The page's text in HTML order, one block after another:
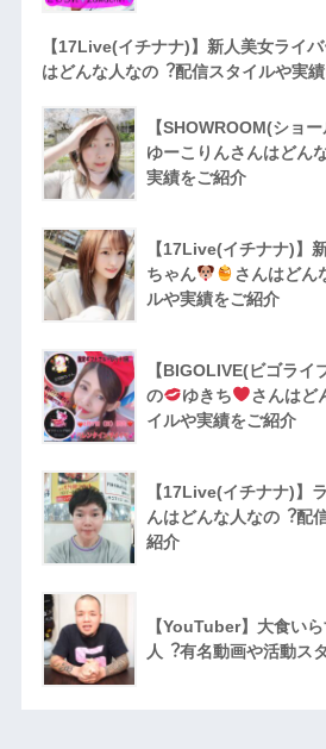
【17Live(イチナナ)】新人美女ライ
はどんな人なの︖配信スタイルや実
【SHOWROOM(ショ
ゆーこりんさんはどん
実績をご紹介
【17Live(イチナナ)】
ちゃん
さんはどん
ルや実績をご紹介
【BIGOLIVE(ビゴライ
の
ゆきち
さんはど
イルや実績をご紹介
【17Live(イチナナ)】
んはどんな人なの︖配
紹介
【YouTuber】大食い
⼈︖有名動画や活動ス